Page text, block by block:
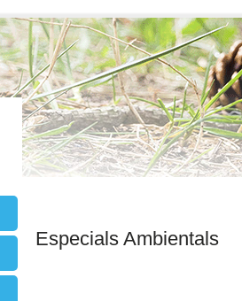
Especials Ambientals